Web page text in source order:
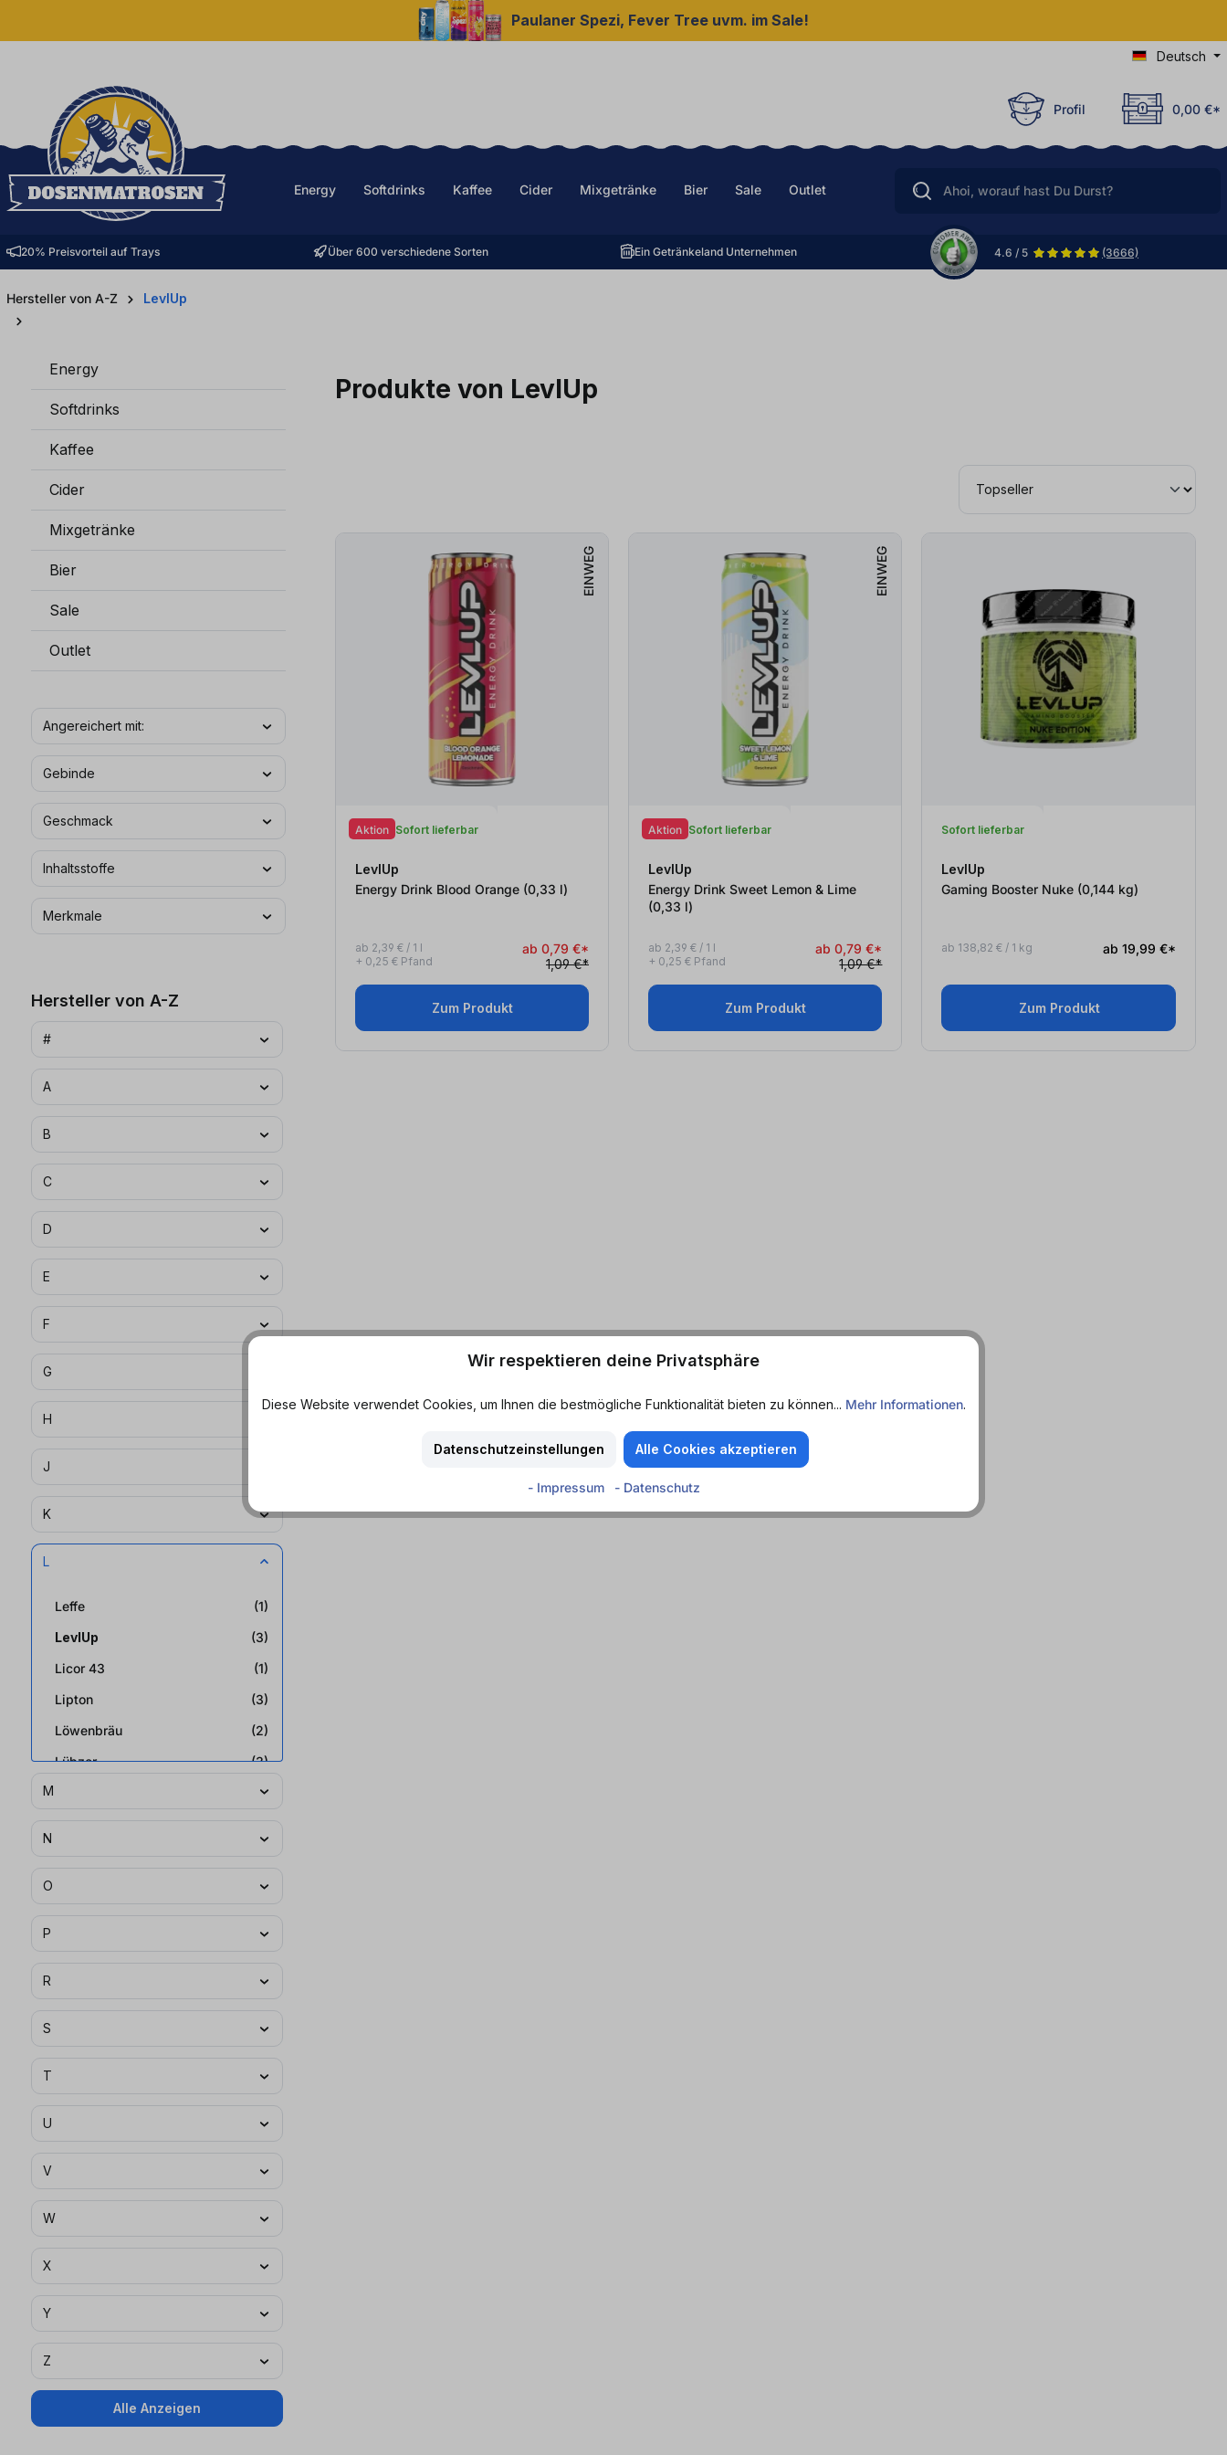
Paulaner Spezi, Fever Tree uvm. im Sale!
Deutsch
Profil 0,00 €*
Energy Softdrinks Kaffee Cider Mixgetränke Bier Sale Outlet
20% Preisvorteil auf Trays Über 600 verschiedene Sorten Ein Getränkeland Unternehmen 4.6 / 5 (3666)
Hersteller von A-Z LevlUp
Energy
Softdrinks
Kaffee
Cider
Mixgetränke
Bier
Sale
Outlet
Angereichert mit:
Gebinde
Geschmack
Inhaltsstoffe
Merkmale
Hersteller von A-Z
#
A
B
C
D
E
F
G
H
J
K
L
(1)
Leffe
(3)
LevlUp
(1)
Licor 43
(3)
Lipton
(2)
Löwenbräu
(3)
Lübzer
M
N
O
P
R
S
T
U
V
W
X
Y
Z
Alle Anzeigen
Produkte von LevlUp
EINWEG
Aktion Sofort lieferbar
LevlUp
Energy Drink Blood Orange (0,33 l)
ab 2,39 € / 1 l
+ 0,25 € Pfand
ab 0,79 €*
1,09 €*
Zum Produkt
EINWEG
Aktion Sofort lieferbar
LevlUp
Energy Drink Sweet Lemon & Lime
(0,33 l)
ab 2,39 € / 1 l
+ 0,25 € Pfand
ab 0,79 €*
1,09 €*
Zum Produkt
Sofort lieferbar
LevlUp
Gaming Booster Nuke (0,144 kg)
ab 138,82 € / 1 kg ab 19,99 €*
Zum Produkt
Wir respektieren deine Privatsphäre
Diese Website verwendet Cookies, um Ihnen die bestmögliche Funktionalität bieten zu können... Mehr Informationen.
Datenschutzeinstellungen Alle Cookies akzeptieren
- Impressum - Datenschutz